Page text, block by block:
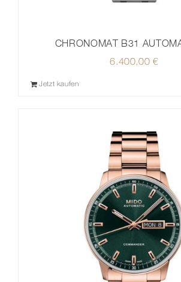
CHRONOMAT B31
6.400,00€
Jetzt kaufen